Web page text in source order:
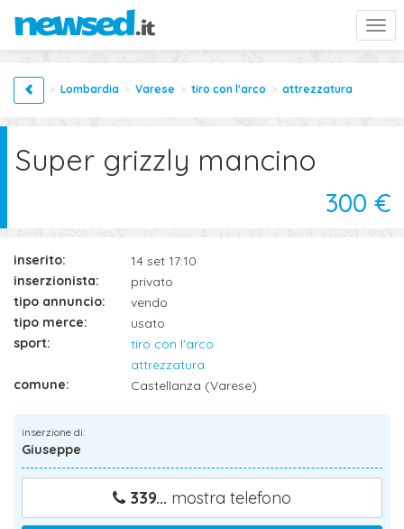
Lombardia Varese tiro con l'arco attrezzatura
Super grizzly mancino
300 €
inserito:
14 set 17:10
inserzionista:
privato
tipo annuncio:
vendo
tipo merce:
usato
sport:
tiro con l'arco
attrezzatura
comune:
Castellanza (Varese)
inserzione di:
Giuseppe
339... mostra telefono